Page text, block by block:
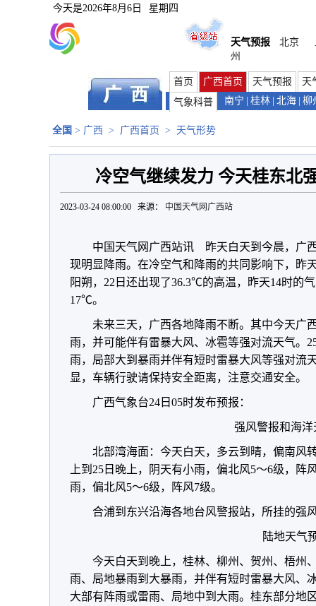
今天是2026年8月6日 星期四
天气预报 北京
州
首页 广西首页 天气预报
天
气象科普
南宁 桂林 北海 柳
全国 > 广西 > 广西首页 > 天气形势
冷空气继续发力 今天桂东北
2023-03-24 08:00:00 来源： 中国天气网广西站
中国天气网广西站讯 昨天白天到今晨，广
现明显降雨。在冷空气和降雨的共同影响下，昨
阳朔，22日还出现了36.3℃的高温，昨天14时的
17℃。
未来三天，广西各地降雨不断。其中今天广
雨，并可能伴有雷暴大风、冰雹等强对流天气。
雨，局部大到暴雨并伴有短时雷暴大风等强对流
显，车辆行驶请保持安全距离，注意交通安全。
广西气象台24日05时发布预报：
强风警报和海洋
北部湾海面：今天白天，多云到晴，偏南风
上到25日晚上，阴天有小雨，偏北风5～6级，阵
雨，偏北风5～6级，阵风7级。
合浦到东兴沿海各地台风警报站，所挂的强
陆地天气
今天白天到晚上，桂林、柳州、贺州、梧州
雨、局地暴雨到大暴雨，并伴有短时雷暴大风、
大部有阵雨或雷雨、局地中到大雨。桂东部分地